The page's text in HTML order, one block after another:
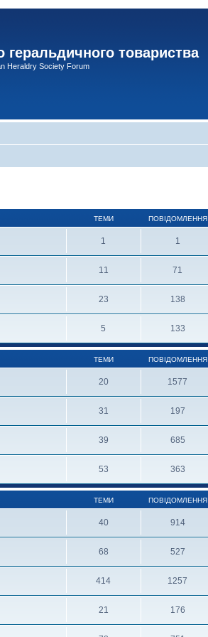
геральдичного товариства
Heraldry Society Forum
ТЕМИ ПОВІДОМЛЕННЯ
1 1
11 71
23 138
5 133
ТЕМИ ПОВІДОМЛЕННЯ
20 1577
31 197
39 685
53 363
ТЕМИ ПОВІДОМЛЕННЯ
40 914
68 527
414 1257
21 176